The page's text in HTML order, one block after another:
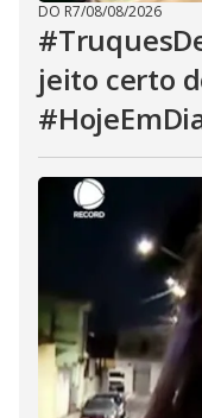
DO R7/08/08/2026
jeito certo